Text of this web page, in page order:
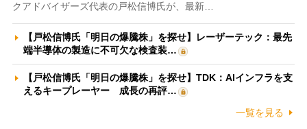
クアドバイザーズ代表の戸松信博氏が、最新…
【戸松信博氏「明日の爆騰株」を探せ】レーザーテック：最先
端半導体の製造に不可欠な検査装…
【戸松信博氏「明日の爆騰株」を探せ】TDK：AIインフラを支
えるキープレーヤー 成長の再評…
一覧を見る